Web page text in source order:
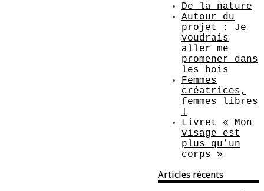
De la nature
Autour du
projet : Je
voudrais
aller me
promener dans
les bois
Femmes
créatrices,
femmes libres
!
Livret « Mon
visage est
plus qu’un
corps »
Articles récents